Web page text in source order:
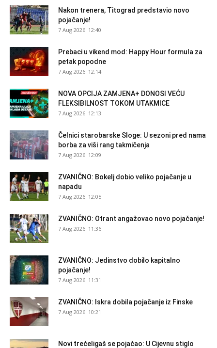
Nakon trenera, Titograd predstavio novo
pojačanje!
7 Aug 2026. 12:40
Prebaci u vikend mod: Happy Hour formula za
petak popodne
7 Aug 2026. 12:14
NOVA OPCIJA ZAMJENA+ DONOSI VEĆU
FLEKSIBILNOST TOKOM UTAKMICE
7 Aug 2026. 12:13
Čelnici starobarske Sloge: U sezoni pred nama
borba za viši rang takmičenja
7 Aug 2026. 12:09
ZVANIČNO: Bokelj dobio veliko pojačanje u
napadu
7 Aug 2026. 12:05
ZVANIČNO: Otrant angažovao novo pojačanje!
7 Aug 2026. 11:36
ZVANIČNO: Jedinstvo dobilo kapitalno
pojačanje!
7 Aug 2026. 11:31
ZVANIČNO: Iskra dobila pojačanje iz Finske
7 Aug 2026. 10:21
Novi trećeligaš se pojačao: U Cijevnu stiglo